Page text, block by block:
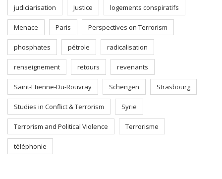
judiciarisation Justice logements conspiratifs
Menace Paris Perspectives on Terrorism
phosphates pétrole radicalisation
renseignement retours revenants
Saint-Etienne-Du-Rouvray Schengen Strasbourg
Studies in Conflict & Terrorism Syrie
Terrorism and Political Violence Terrorisme
téléphonie